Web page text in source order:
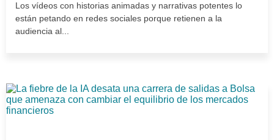
Los vídeos con historias animadas y narrativas potentes lo
están petando en redes sociales porque retienen a la
audiencia al...